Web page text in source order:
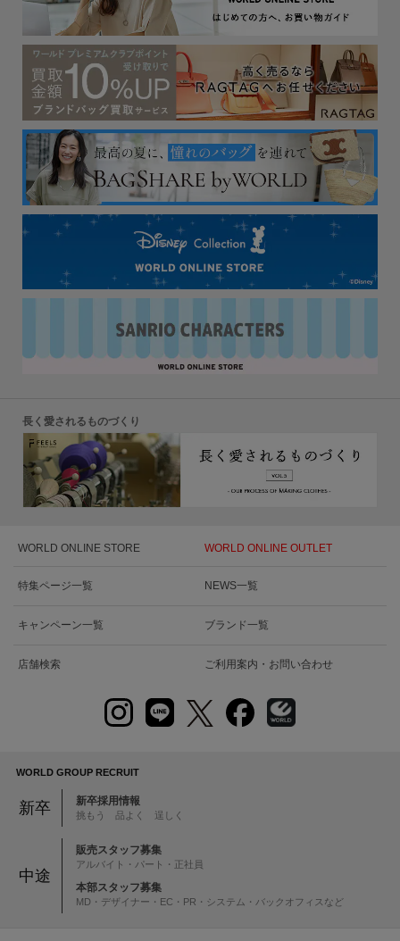
長く愛されるものづくり
WORLD ONLINE STORE WORLD ONLINE OUTLET
特集ページ一覧 NEWS一覧
キャンペーン一覧 ブランド一覧
店舗検索 ご利用案内・お問い合わせ
WORLD GROUP RECRUIT
新卒 新卒採用情報
挑もう 品よく 逞しく
中途
販売スタッフ募集
アルバイト・パート・正社員
本部スタッフ募集
MD・デザイナー・EC・PR・システム・バックオフィスなど